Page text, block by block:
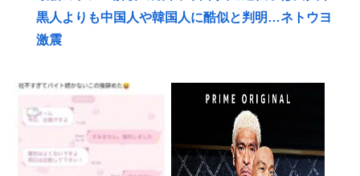
黒人よりも中国人や韓国人に酷似と判明…ネトウヨ
激震
し、友達無し、若さ無し、職歴無し、やる気無し
クリミア半島に入る道路が地獄絵図
なぜ、「日常系アニメ」は廃れたのか？
天気予報「暦の上では今日から秋です☺」天国の安